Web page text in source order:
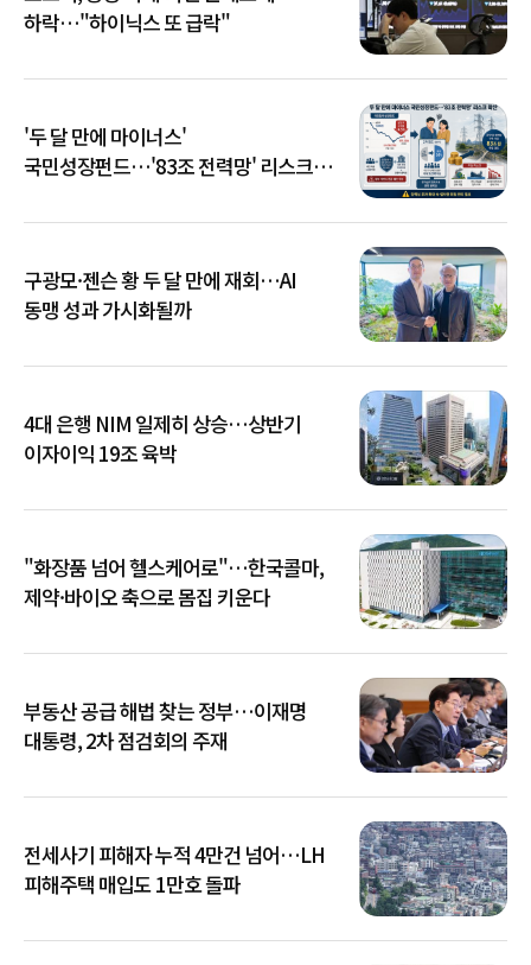
하락…"하이닉스 또 급락"
'두 달 만에 마이너스'
국민성장펀드…'83조 전력망' 리스크
구광모·젠슨 황 두 달 만에 재회…AI
동맹 성과 가시화될까
4대 은행 NIM 일제히 상승…상반기
이자이익 19조 육박
"화장품 넘어 헬스케어로"…한국콜마,
제약·바이오 축으로 몸집 키운다
부동산 공급 해법 찾는 정부…이재명
대통령, 2차 점검회의 주재
전세사기 피해자 누적 4만건 넘어…LH
피해주택 매입도 1만호 돌파